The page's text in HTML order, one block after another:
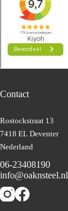
Contact
Rostockstraat 13
7418 EL Deventer
Nederland
06-23408190
info@oaknsteel.nl